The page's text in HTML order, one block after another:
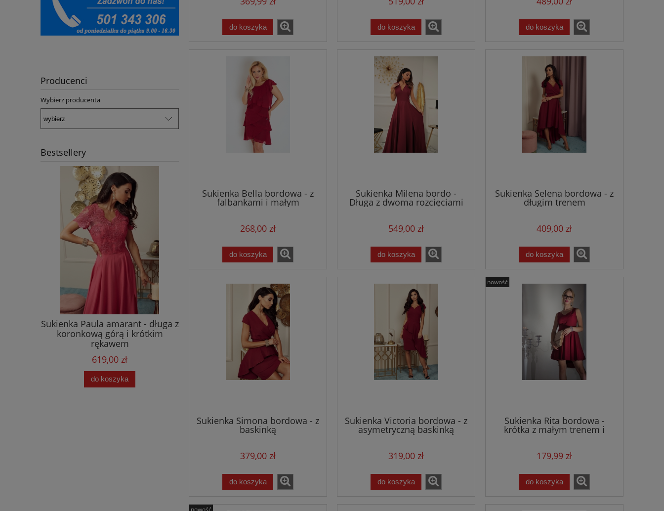
Producenci
Wybierz producenta
Bestsellery
Sukienka Paula amarant - długa z
koronkową górą i krótkim
rękawem
619,00 zł
do koszyka
Sukienka Roxana błękitna - z
paskiem i kopertowym dekoltem
479,00 zł
do koszyka
Sukienka Roxana ecru - z
paskiem i kopertowym dekoltem
479,00 zł
do koszyka
Sukienka Róża bordo - długa z
paskiem w talii
479,00 zł
do koszyka
do koszyka do koszyka do koszyka
Sukienka Bella bordowa - z
falbankami i małym
268,00 zł
do koszyka
Sukienka Milena bordo -
Długa z dwoma rozcięciami
549,00 zł
do koszyka
Sukienka Selena bordowa - z
długim trenem
409,00 zł
do koszyka
Sukienka Simona bordowa - z
baskinką
379,00 zł
do koszyka
Sukienka Victoria bordowa - z
asymetryczną baskinką
319,00 zł
do koszyka
Sukienka Rita bordowa -
krótka z małym trenem i
dekoltem w literkę V
179,99 zł
do koszyka
nowość